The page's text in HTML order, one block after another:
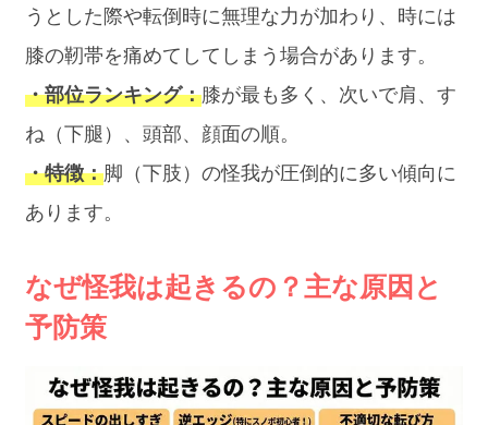
うとした際や転倒時に無理な力が加わり、時には
膝の靭帯を痛めてしてしまう場合があります。
・部位ランキング：膝が最も多く、次いで肩、す
ね（下腿）、頭部、顔面の順。
・特徴：脚（下肢）の怪我が圧倒的に多い傾向に
あります。
なぜ怪我は起きるの？主な原因と
予防策